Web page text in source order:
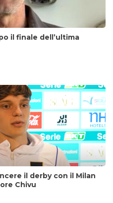
il finale dell’ultima
il derby con il Milan
Chivu